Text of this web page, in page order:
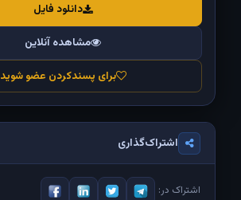
دانلود فایل
مشاهده آنلاین
برای پسندکردن عضو شوید
اشتراک‌گذاری
اشتراک در: